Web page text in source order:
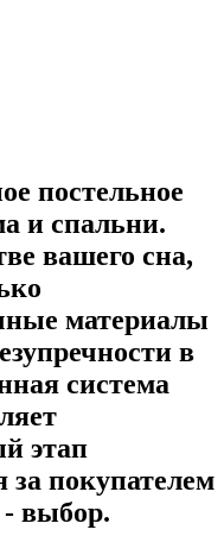
постельное
и спальни.
вашего сна,
материалы
в
система
этап
за покупателем
выбор.